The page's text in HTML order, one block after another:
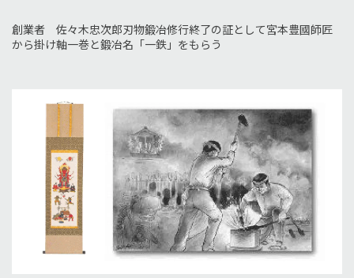
創業者 佐々木忠次郎刃物鍛冶修行終了の証として宮本豊國師匠
から掛け軸一巻と鍛冶名「一鉄」をもらう